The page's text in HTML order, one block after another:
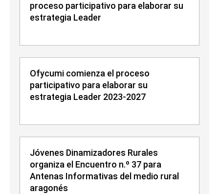
proceso participativo para elaborar su
estrategia Leader
Ofycumi comienza el proceso
participativo para elaborar su
estrategia Leader 2023-2027
Jóvenes Dinamizadores Rurales
organiza el Encuentro n.º 37 para
Antenas Informativas del medio rural
aragonés